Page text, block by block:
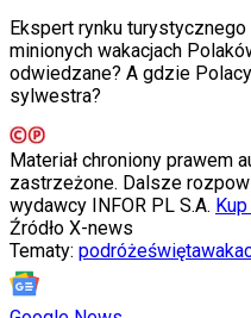
Jednoślady
Drogi
Na wakacje
Testy
Życie gwiazd
Aktualności
Plotki
Telewizja
Ekspert rynku
minionych wakacjach
odwiedzane? A gdzie
sylwestra?
Materiał chroniony prawem
zastrzeżone. Dalsze
wydawcy INFOR PL S.A.
Źródło X-news
Tematy: podróżeświęta